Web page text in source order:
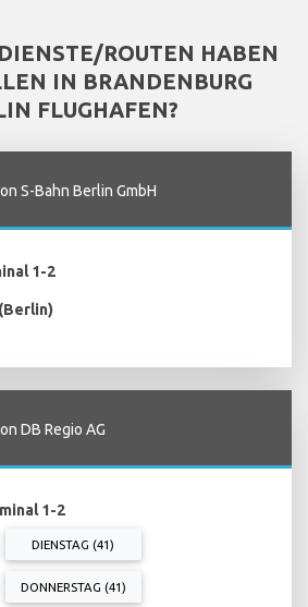
ROUTEN HABEN
IN BRANDENBURG
FLUGHAFEN?
S-Bahn Berlin GmbH
1-2
DB Regio AG
1-2
DIENSTAG (41)
DONNERSTAG (41)